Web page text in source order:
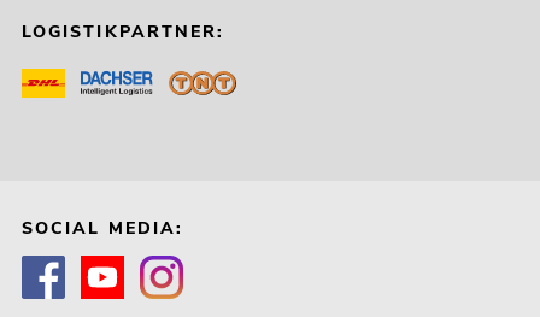
LOGISTIKPARTNER:
SOCIAL MEDIA: